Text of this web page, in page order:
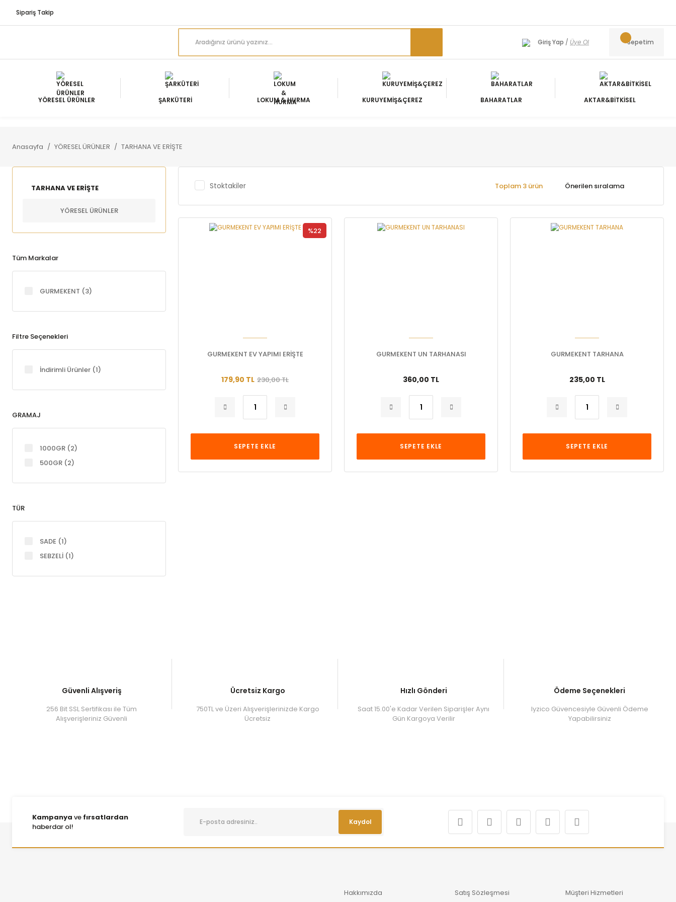
Sipariş Takip
Giriş Yap / Üye Ol Sepetim
YÖRESEL ÜRÜNLER ŞARKÜTERİ LOKUM & HURMA KURUYEMİŞ&ÇEREZ BAHARATLAR AKTAR&BİTKİSEL
Anasayfa YÖRESEL ÜRÜNLER TARHANA VE ERİŞTE
TARHANA VE ERİŞTE
YÖRESEL ÜRÜNLER
Tüm Markalar
GURMEKENT (3)
Filtre Seçenekleri
İndirimli Ürünler (1)
GRAMAJ
1000GR (2)
500GR (2)
TÜR
SADE (1)
SEBZELİ (1)
Stoktakiler Toplam 3 ürün
%22
GURMEKENT EV YAPIMI ERİŞTE
179,90 TL 230,00 TL
SEPETE EKLE
GURMEKENT UN TARHANASI
360,00 TL
SEPETE EKLE
GURMEKENT TARHANA
235,00 TL
SEPETE EKLE
Güvenli Alışveriş
256 Bit SSL Sertifikası ile Tüm
Alışverişleriniz Güvenli
Ücretsiz Kargo
750TL ve Üzeri Alışverişlerinizde Kargo
Ücretsiz
Hızlı Gönderi
Saat 15.00'e Kadar Verilen Siparişler Aynı
Gün Kargoya Verilir
Ödeme Seçenekleri
Iyzico Güvencesiyle Güvenli Ödeme
Yapabilirsiniz
Kampanya ve fırsatlardan
haberdar ol!
Kaydol
Hakkımızda Satış Sözleşmesi Müşteri Hizmetleri